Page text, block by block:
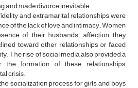
and made divorce inevitable.
and extramarital relationships were
of the lack of love and intimacy. Women
of their husbands' affection, they
toward other relationships or faced
The rise of social media also provided a
the formation of these relationships,
crisis.
socialization process for girls and boys